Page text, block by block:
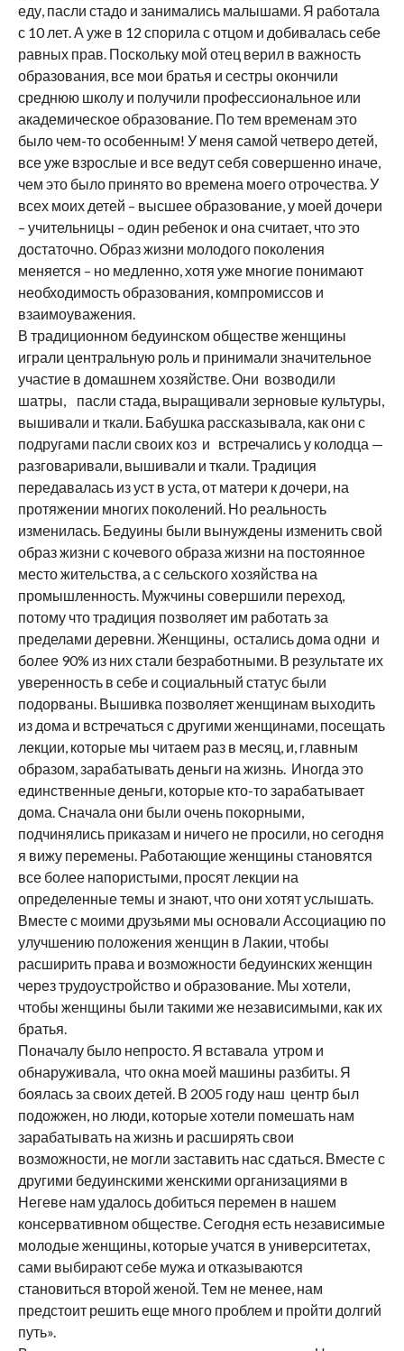
еду, пасли стадо и занимались малышами. Я работала
с 10 лет. А уже в 12 спорила с отцом и добивалась себе
равных прав. Поскольку мой отец верил в важность
образования, все мои братья и сестры окончили
среднюю школу и получили профессиональное или
академическое образование. По тем временам это
было чем-то особенным! У меня самой четверо детей,
все уже взрослые и все ведут себя совершенно иначе,
чем это было принято во времена моего отрочества. У
всех моих детей – высшее образование, у моей дочери
– учительницы – один ребенок и она считает, что это
достаточно. Образ жизни молодого поколения
меняется – но медленно, хотя уже многие понимают
необходимость образования, компромиссов и
взаимоуважения.
В традиционном бедуинском обществе женщины
играли центральную роль и принимали значительное
участие в домашнем хозяйстве. Они возводили
шатры, пасли стада, выращивали зерновые культуры,
вышивали и ткали. Бабушка рассказывала, как они с
подругами пасли своих коз и встречались у колодца —
разговаривали, вышивали и ткали. Традиция
передавалась из уст в уста, от матери к дочери, на
протяжении многих поколений. Но реальность
изменилась. Бедуины были вынуждены изменить свой
образ жизни с кочевого образа жизни на постоянное
место жительства, а с сельского хозяйства на
промышленность. Мужчины совершили переход,
потому что традиция позволяет им работать за
пределами деревни. Женщины, остались дома одни и
более 90% из них стали безработными. В результате их
уверенность в себе и социальный статус были
подорваны. Вышивка позволяет женщинам выходить
из дома и встречаться с другими женщинами, посещать
лекции, которые мы читаем раз в месяц, и, главным
образом, зарабатывать деньги на жизнь. Иногда это
единственные деньги, которые кто-то зарабатывает
дома. Сначала они были очень покорными,
подчинялись приказам и ничего не просили, но сегодня
я вижу перемены. Работающие женщины становятся
все более напористыми, просят лекции на
определенные темы и знают, что они хотят услышать.
Вместе с моими друзьями мы основали Ассоциацию по
улучшению положения женщин в Лакии, чтобы
расширить права и возможности бедуинских женщин
через трудоустройство и образование. Мы хотели,
чтобы женщины были такими же независимыми, как их
братья.
Поначалу было непросто. Я вставала утром и
обнаруживала, что окна моей машины разбиты. Я
боялась за своих детей. В 2005 году наш центр был
подожжен, но люди, которые хотели помешать нам
зарабатывать на жизнь и расширять свои
возможности, не могли заставить нас сдаться. Вместе с
другими бедуинскими женскими организациями в
Негеве нам удалось добиться перемен в нашем
консервативном обществе. Сегодня есть независимые
молодые женщины, которые учатся в университетах,
сами выбирают себе мужа и отказываются
становиться второй женой. Тем не менее, нам
предстоит решить еще много проблем и пройти долгий
путь».